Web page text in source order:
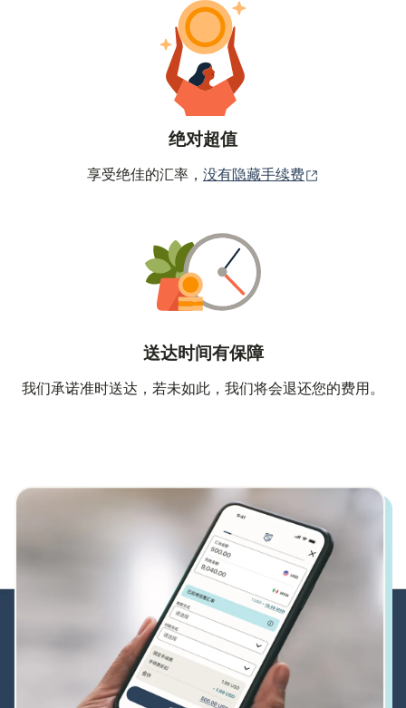
绝对超值
享受绝佳的汇率， 没有隐藏手续费
送达时间有保障
我们承诺准时送达，若未如此，我们将会退还您的费用。